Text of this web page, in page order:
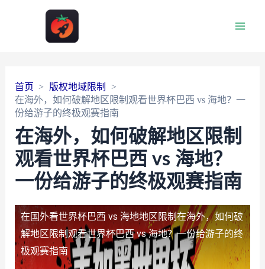
首页
版权地域限制
在海外，如何破解地区限制观看世界杯巴西 vs 海地？一
份给游子的终极观赛指南
在海外，如何破解地区限制
观看世界杯巴西 vs 海地？
一份给游子的终极观赛指南
在国外看世界杯巴西 vs 海地地区限制在海外，如何破
解地区限制观看世界杯巴西 vs 海地？一份给游子的终
极观赛指南